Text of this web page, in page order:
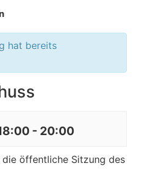
hat bereits
- 20:00
die öffentliche Sitzung des